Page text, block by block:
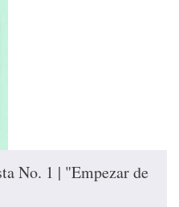
No. 1 | "Empezar de